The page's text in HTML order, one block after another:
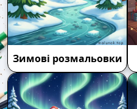
Зимові розмальовки